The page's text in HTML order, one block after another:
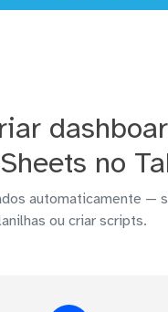
no
automaticamente —
ou criar scripts.